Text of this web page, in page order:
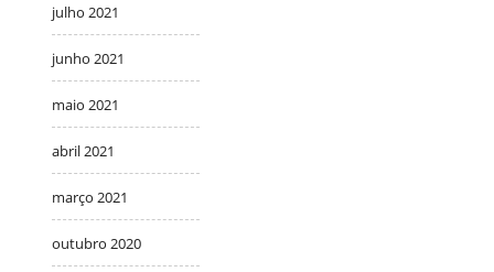
julho 2021
junho 2021
maio 2021
abril 2021
março 2021
outubro 2020